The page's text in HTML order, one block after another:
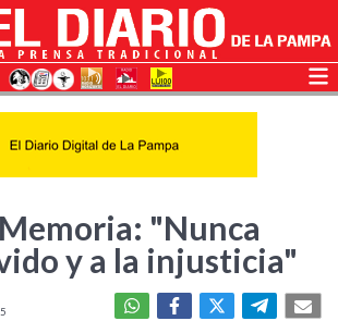
"Nunca
y a la injusticia"